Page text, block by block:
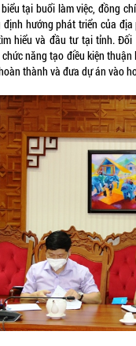
tại buổi làm việc, đồng
định hướng phát triển của
hiểu và đầu tư tại tỉnh. Đối
năng tạo điều kiện
thành và đưa dự án vào